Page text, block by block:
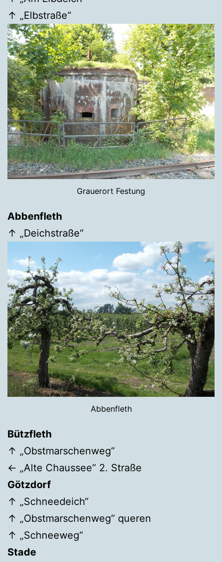
↑ „Elbstraße“
Grauerort Festung
Abbenfleth
↑ „Deichstraße“
Abbenfleth
Bützfleth
↑ „Obstmarschenweg“
← „Alte Chaussee“ 2. Straße
Götzdorf
↑ „Schneedeich“
↑ „Obstmarschenweg“ queren
↑ „Schneeweg“
Stade